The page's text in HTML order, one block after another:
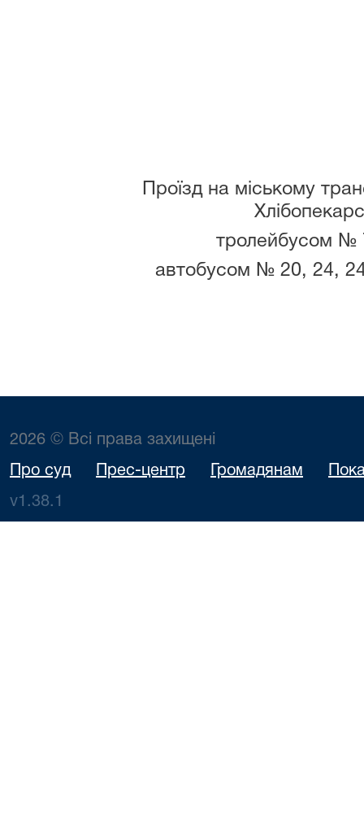
Проїзд на міському
тролейбусом №
автобусом № 20, 24,
2026 © Всі права захищені
Про суд Прес-центр Громадянам
v1.38.1